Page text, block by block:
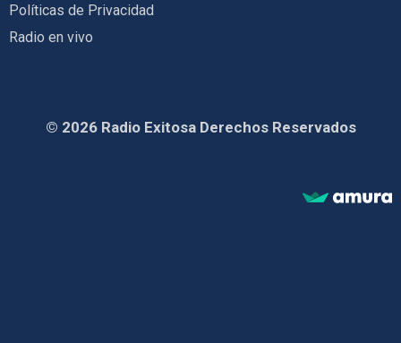
Políticas de Privacidad
Radio en vivo
© 2026 Radio Exitosa Derechos Reservados